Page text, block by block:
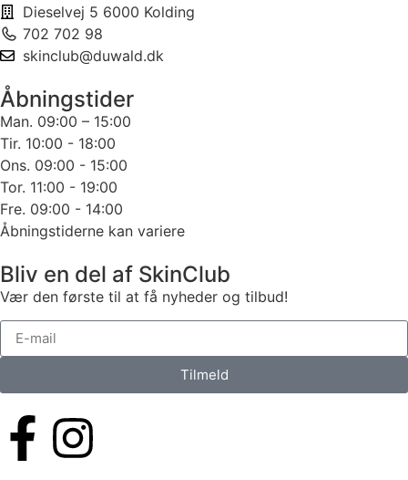
Dieselvej 5 6000 Kolding
702 702 98
skinclub@duwald.dk
Åbningstider
Man. 09:00 – 15:00
Tir. 10:00 - 18:00
Ons. 09:00 - 15:00
Tor. 11:00 - 19:00
Fre. 09:00 - 14:00
Åbningstiderne kan variere
Bliv en del af SkinClub
Vær den første til at få nyheder og tilbud!
Tilmeld